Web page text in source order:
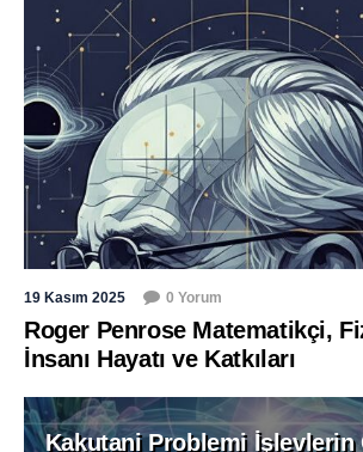
19 Kasım 2025 0 Yorum
Roger Penrose Matematikçi,
İnsanı Hayatı ve Katkıları
Kakutani Problemi İşlevlerin